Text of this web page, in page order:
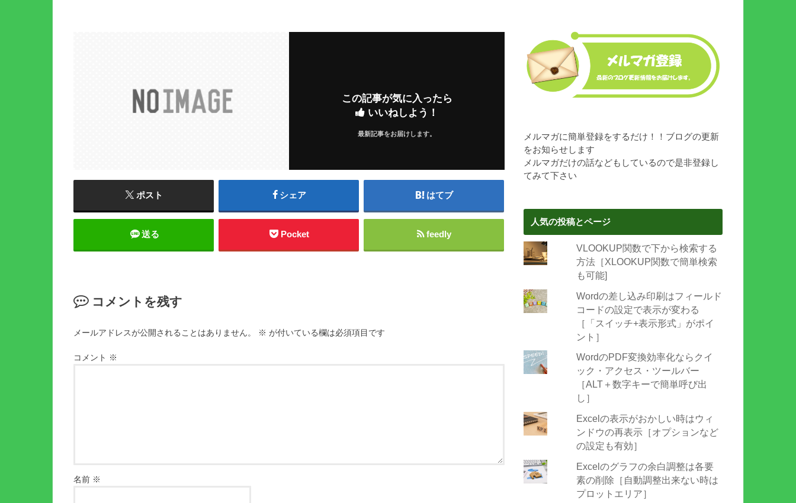
この記事が気に入ったら
いいねしよう！
最新記事をお届けします。
ポスト シェア はてブ
送る Pocket feedly
コメントを残す
メールアドレスが公開されることはありません。 ※ が付いている欄は必須項目です
コメント ※
名前 ※
メルマガに簡単登録をするだけ！！ブログの更新
をお知らせします
メルマガだけの話などもしているので是非登録し
てみて下さい
人気の投稿とページ
VLOOKUP関数で下から検索する
方法［XLOOKUP関数で簡単検索
も可能]
Wordの差し込み印刷はフィールド
コードの設定で表示が変わる
［「スイッチ+表示形式」がポイ
ント］
WordのPDF変換効率化ならクイ
ック・アクセス・ツールバー
［ALT＋数字キーで簡単呼び出
し］
Excelの表示がおかしい時はウィ
ンドウの再表示［オプションなど
の設定も有効］
Excelのグラフの余白調整は各要
素の削除［自動調整出来ない時は
プロットエリア］